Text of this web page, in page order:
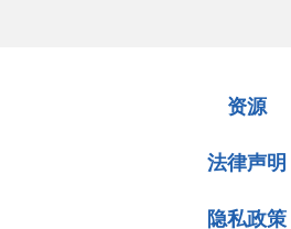
资源
法律声明
隐私政策